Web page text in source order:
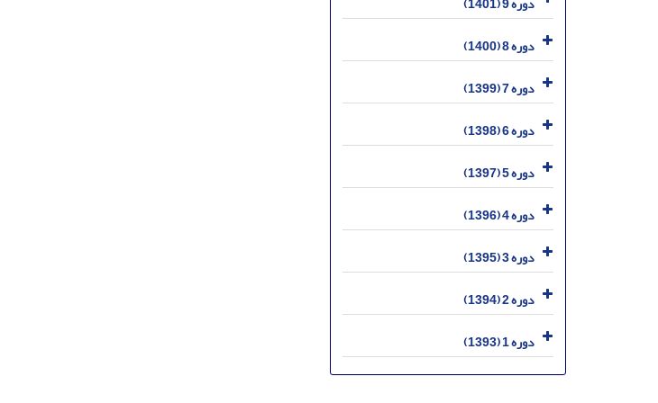
دوره 8 (1400)
دوره 7 (1399)
دوره 6 (1398)
دوره 5 (1397)
دوره 4 (1396)
دوره 3 (1395)
دوره 2 (1394)
دوره 1 (1393)